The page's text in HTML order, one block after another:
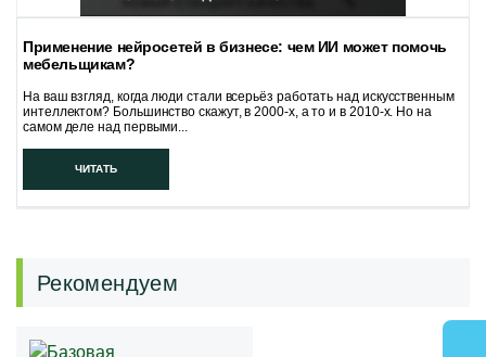
Применение нейросетей в бизнесе: чем ИИ может помочь
мебельщикам?
На ваш взгляд, когда люди стали всерьёз работать над искусственным
интеллектом? Большинство скажут, в 2000-х, а то и в 2010-х. Но на
самом деле над первыми...
ЧИТАТЬ
Рекомендуем